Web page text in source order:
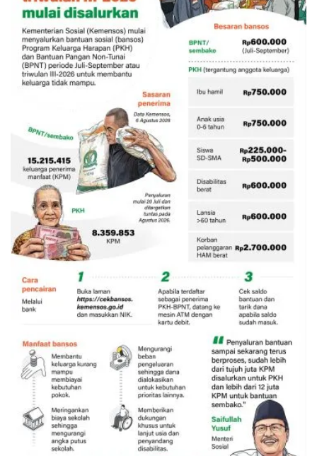
Bansos PKH dan BPNT triwulan III-
2026 mulai disalurkan
13 jam lalu